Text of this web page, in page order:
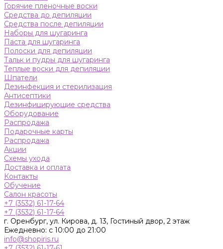
Горячие пленочные воски
Средства до депиляции
Средства после депиляции
Наборы для шугаринга
Паста для шугаринга
Полоски для депиляции
Тальк и пудры для шугаринга
Теплые воски для депиляции
Шпатели
Дезинфекция и стерилизация
Антисептики
Дезинфицирующие средства
Оборудование
Распродажа
Подарочные карты
Распродажа
Акции
Схемы ухода
Доставка и оплата
Контакты
Обучение
Салон красоты
+7 (3532) 61-17-64
+7 (3532) 61-17-64
г. Оренбург, ул. Кирова, д. 13, Гостиный двор, 2 этаж
Ежедневно: с 10:00 до 21:00
info@shopiris.ru